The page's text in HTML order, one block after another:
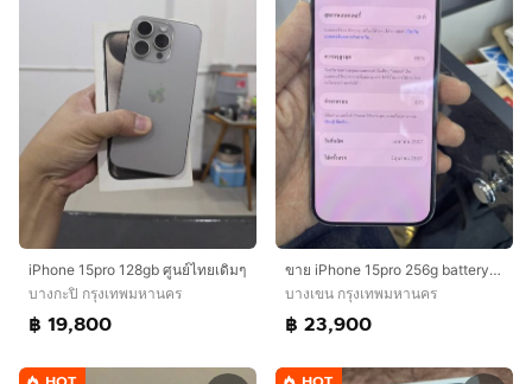
iPhone 15pro 128gb ศูนย์ไทยเดิมๆ
บางกะปิ กรุงเทพมหานคร
฿ 19,800
ขาย iPhone 15pro 256g battery 87 สีขาว ครบกล่อง ไม่มีรอย ใช้งานปกติ ราคา 23900 บาท นัดรับ กทม
บางเขน กรุงเทพมหานคร
฿ 23,900